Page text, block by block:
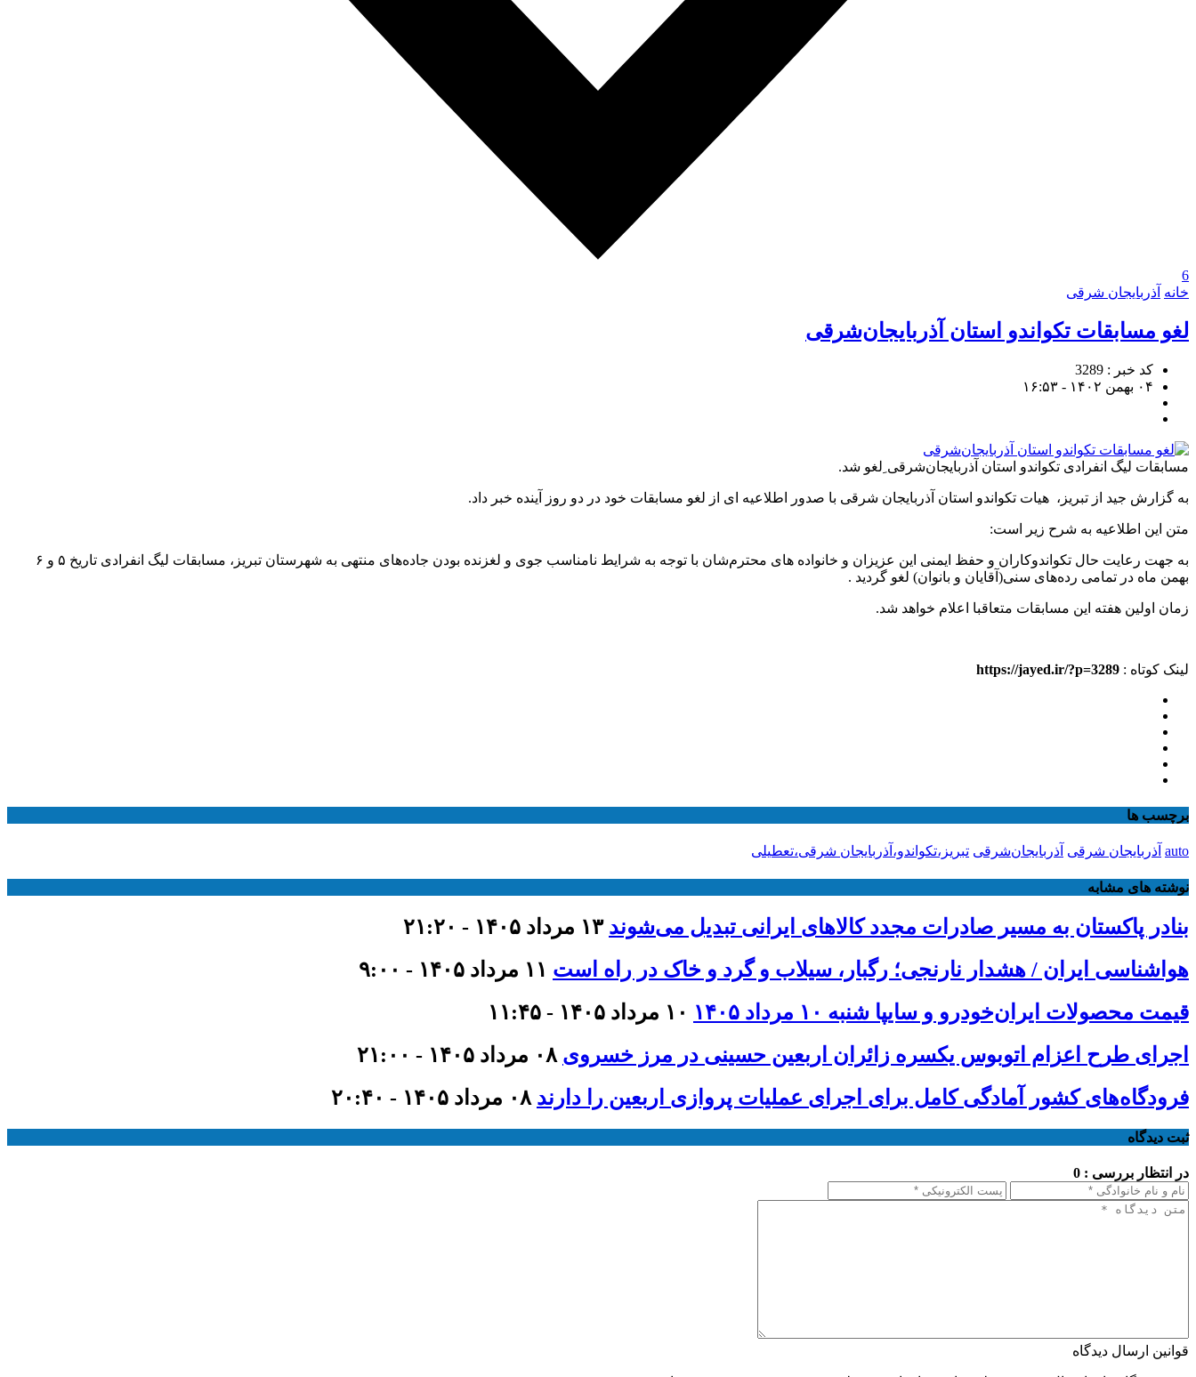
6
خانه آذربایجان شرقی
لغو مسابقات تکواندو استان آذربایجان‌شرقی
کد خبر : 3289
۰۴ بهمن ۱۴۰۲ - ۱۶:۵۳
مسابقات لیگ انفرادی تکواندو استان آذربایجان‌شرقی ِلغو شد.
به گزارش جید از تبریز، هیات تکواندو استان آذربایجان شرقی با صدور اطلاعیه ای از لغو مسابقات خود در دو روز آینده خبر داد.
متن این اطلاعیه به شرح زیر است:
بهمن ماه در تمامی رده‌های سنی‌(‌آقایان و بانوان‌) لغو گردید .
زمان اولین هفته این مسابقات متعاقبا اعلام خواهد شد.
لینک کوتاه : https://jayed.ir/?p=3289
برچسب ها
auto آذربایجان شرقی آذربایجان‌شرقی تبریز،تکواندو،آذربایجان شرقی،تعطیلی
نوشته های مشابه
بنادر پاکستان به مسیر صادرات مجدد کالاهای ایرانی تبدیل می‌شوند ۱۳ مرداد ۱۴۰۵ - ۲۱:۲۰
هواشناسی ایران / هشدار نارنجی؛ رگبار، سیلاب و گرد و خاک در راه است ۱۱ مرداد ۱۴۰۵ - ۹:۰۰
قیمت محصولات ایران‌خودرو و سایپا شنبه ۱۰ مرداد ۱۴۰۵
۱۰ مرداد ۱۴۰۵ - ۱۱:۴۵
اجرای طرح اعزام اتوبوس یکسره زائران اربعین حسینی در مرز خسروی ۰۸ مرداد ۱۴۰۵ - ۲۱:۰۰
فرودگاه‌های کشور آمادگی کامل برای اجرای عملیات پروازی اربعین را دارند ۰۸ مرداد ۱۴۰۵ - ۲۰:۴۰
ثبت دیدگاه
در انتظار بررسی : 0
قوانین ارسال دیدگاه